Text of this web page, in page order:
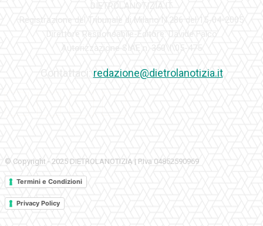
redazione@dietrolanotizia.it
© Copyright - 2025 DIETROLANOTIZIA | P.Iva 04852590969
Termini e Condizioni
Privacy Policy